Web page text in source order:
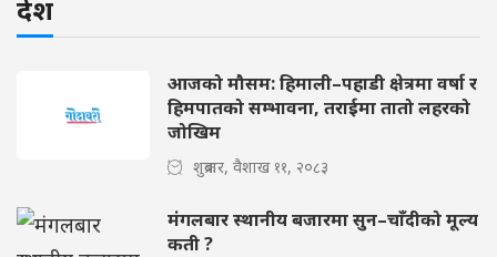
देश
आजको मौसम: हिमाली–पहाडी क्षेत्रमा वर्षा र
हिमपातको सम्भावना, तराईमा तातो लहरको
जोखिम
शुक्रबार, वैशाख ११, २०८३
मंगलबार स्थानीय बजारमा सुन–चाँदीको मूल्य
कती ?